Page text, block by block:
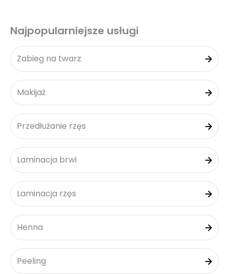
Najpopularniejsze usługi
Zabieg na twarz
Makijaż
Przedłużanie rzęs
Laminacja brwi
Laminacja rzęs
Henna
Peeling